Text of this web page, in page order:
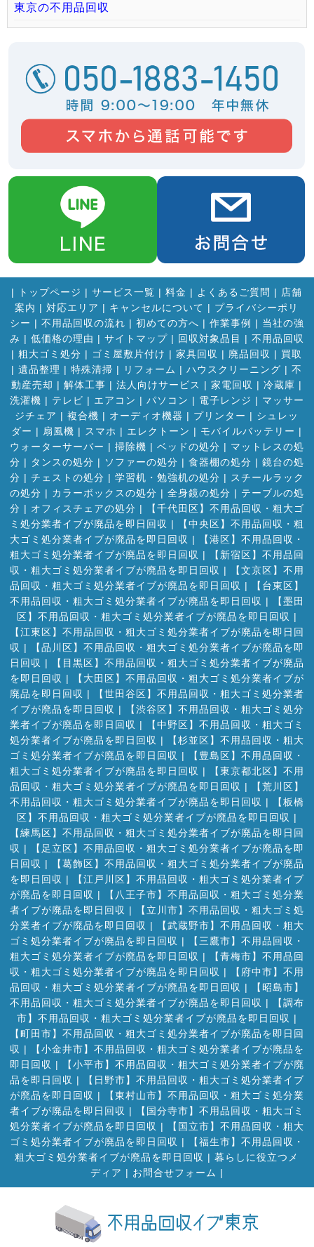
東京の不用品回収
| トップページ | サービス一覧 | 料金 | よくあるご質問 | 店舗
案内 | 対応エリア | キャンセルについて | プライバシーポリ
シー | 不用品回収の流れ | 初めての方へ | 作業事例 | 当社の強
み | 低価格の理由 | サイトマップ| 回収対象品目 | 不用品回収
| 粗大ゴミ処分 | ゴミ屋敷片付け | 家具回収 | 廃品回収 | 買取
| 遺品整理 | 特殊清掃 | リフォーム | ハウスクリーニング | 不
動産売却 | 解体工事 | 法人向けサービス | 家電回収 | 冷蔵庫 |
洗濯機 | テレビ | エアコン | パソコン | 電子レンジ | マッサー
ジチェア | 複合機 | オーディオ機器 | プリンター | シュレッ
ダー | 扇風機 | スマホ | エレクトーン | モバイルバッテリー |
ウォーターサーバー | 掃除機 | ベッドの処分 | マットレスの処
分 | タンスの処分 | ソファーの処分 | 食器棚の処分 | 鏡台の処
分 | チェストの処分 | 学習机・勉強机の処分 | スチールラック
の処分 | カラーボックスの処分 | 全身鏡の処分 | テーブルの処
分 | オフィスチェアの処分 |
【千代田区】不用品回収・粗大ゴ
ミ処分業者イブが廃品を即日回収 |
【中央区】不用品回収・粗
大ゴミ処分業者イブが廃品を即日回収 |
【港区】不用品回収・
粗大ゴミ処分業者イブが廃品を即日回収 |
【新宿区】不用品回
収・粗大ゴミ処分業者イブが廃品を即日回収 |
【文京区】不用
品回収・粗大ゴミ処分業者イブが廃品を即日回収 |
【台東区】
不用品回収・粗大ゴミ処分業者イブが廃品を即日回収 |
【墨田
区】不用品回収・粗大ゴミ処分業者イブが廃品を即日回収 |
【江東区】不用品回収・粗大ゴミ処分業者イブが廃品を即日回
収 |
【品川区】不用品回収・粗大ゴミ処分業者イブが廃品を即
日回収 |
【目黒区】不用品回収・粗大ゴミ処分業者イブが廃品
を即日回収 |
【大田区】不用品回収・粗大ゴミ処分業者イブが
廃品を即日回収 |
【世田谷区】不用品回収・粗大ゴミ処分業者
イブが廃品を即日回収 |
【渋谷区】不用品回収・粗大ゴミ処分
業者イブが廃品を即日回収 |
【中野区】不用品回収・粗大ゴミ
処分業者イブが廃品を即日回収 |
【杉並区】不用品回収・粗大
ゴミ処分業者イブが廃品を即日回収 |
【豊島区】不用品回収・
粗大ゴミ処分業者イブが廃品を即日回収 |
【東京都北区】不用
品回収・粗大ゴミ処分業者イブが廃品を即日回収 |
【荒川区】
不用品回収・粗大ゴミ処分業者イブが廃品を即日回収 |
【板橋
区】不用品回収・粗大ゴミ処分業者イブが廃品を即日回収 |
【練馬区】不用品回収・粗大ゴミ処分業者イブが廃品を即日回
収 |
【足立区】不用品回収・粗大ゴミ処分業者イブが廃品を即
日回収 |
【葛飾区】不用品回収・粗大ゴミ処分業者イブが廃品
を即日回収 |
【江戸川区】不用品回収・粗大ゴミ処分業者イブ
が廃品を即日回収 |
【八王子市】不用品回収・粗大ゴミ処分業
者イブが廃品を即日回収 |
【立川市】不用品回収・粗大ゴミ処
分業者イブが廃品を即日回収 |
【武蔵野市】不用品回収・粗大
ゴミ処分業者イブが廃品を即日回収 |
【三鷹市】不用品回収・
粗大ゴミ処分業者イブが廃品を即日回収 |
【青梅市】不用品回
収・粗大ゴミ処分業者イブが廃品を即日回収 |
【府中市】不用
品回収・粗大ゴミ処分業者イブが廃品を即日回収 |
【昭島市】
不用品回収・粗大ゴミ処分業者イブが廃品を即日回収 |
【調布
市】不用品回収・粗大ゴミ処分業者イブが廃品を即日回収 |
【町田市】不用品回収・粗大ゴミ処分業者イブが廃品を即日回
収 |
【小金井市】不用品回収・粗大ゴミ処分業者イブが廃品を
即日回収 |
【小平市】不用品回収・粗大ゴミ処分業者イブが廃
品を即日回収 |
【日野市】不用品回収・粗大ゴミ処分業者イブ
が廃品を即日回収 |
【東村山市】不用品回収・粗大ゴミ処分業
者イブが廃品を即日回収 |
【国分寺市】不用品回収・粗大ゴミ
処分業者イブが廃品を即日回収 |
【国立市】不用品回収・粗大
ゴミ処分業者イブが廃品を即日回収 |
【福生市】不用品回収・
粗大ゴミ処分業者イブが廃品を即日回収 | 暮らしに役立つメ
ディア | お問合せフォーム |